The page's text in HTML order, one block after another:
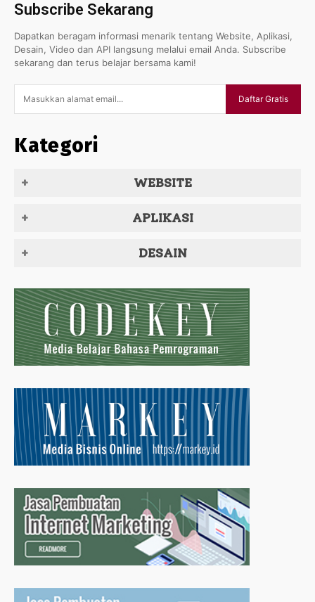
Subscribe Sekarang
Dapatkan beragam informasi menarik tentang Website, Aplikasi,
Desain, Video dan API langsung melalui email Anda. Subscribe
sekarang dan terus belajar bersama kami!
Daftar Gratis
Kategori
WEBSITE
APLIKASI
DESAIN